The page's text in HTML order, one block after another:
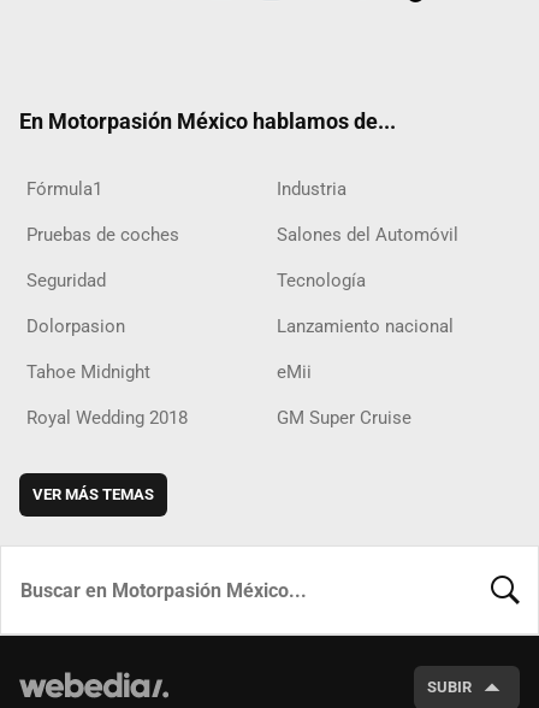
En Motorpasión México hablamos de...
Fórmula1 Industria
Pruebas de coches Salones del Automóvil
Seguridad Tecnología
Dolorpasion Lanzamiento nacional
Tahoe Midnight eMii
Royal Wedding 2018 GM Super Cruise
VER MÁS TEMAS
SUBIR